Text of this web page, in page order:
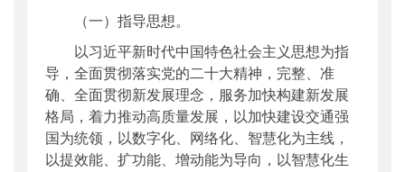
（一）指导思想。
以习近平新时代中国特色社会主义思想为指
导，全面贯彻落实党的二十大精神，完整、准
确、全面贯彻新发展理念，服务加快构建新发展
格局，着力推动高质量发展，以加快建设交通强
国为统领，以数字化、网络化、智慧化为主线，
以提效能、扩功能、增动能为导向，以智慧化生